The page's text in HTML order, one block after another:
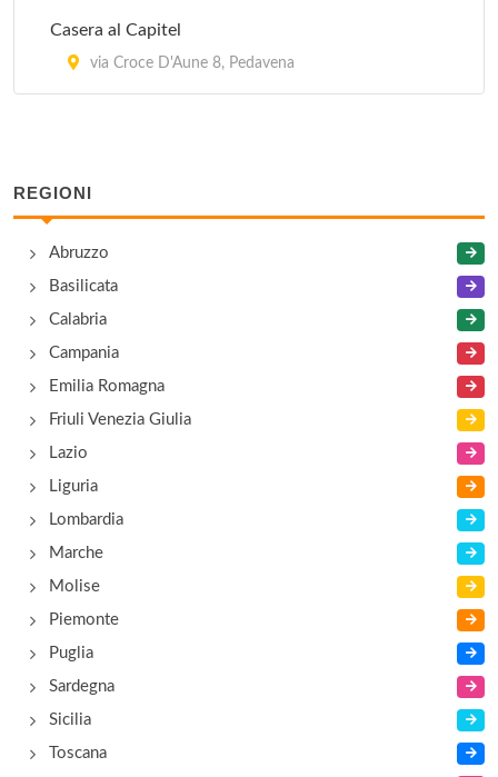
Casera al Capitel
via Croce D'Aune 8, Pedavena
REGIONI
Abruzzo
Basilicata
Calabria
Campania
Emilia Romagna
Friuli Venezia Giulia
Lazio
Liguria
Lombardia
Marche
Molise
Piemonte
Puglia
Sardegna
Sicilia
Toscana